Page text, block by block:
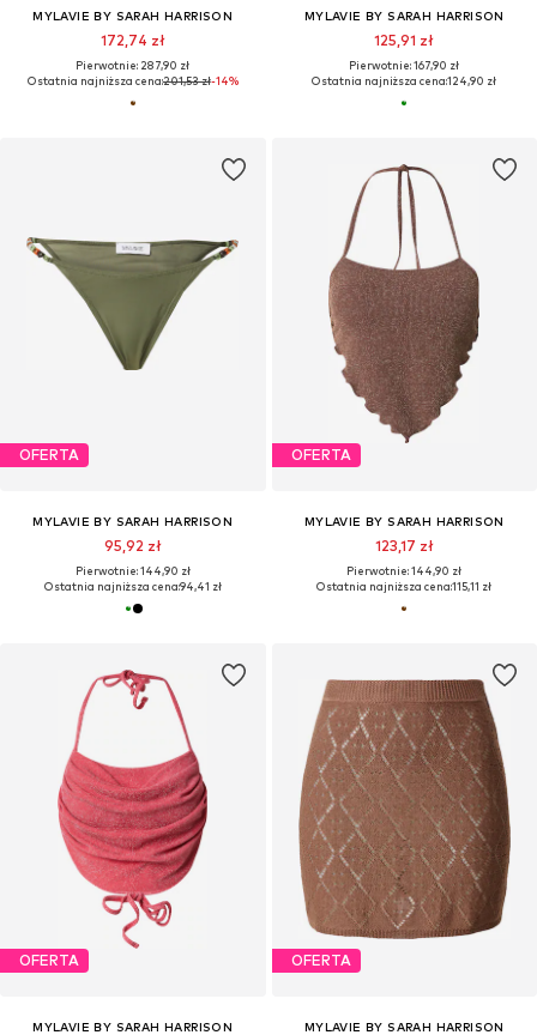
MYLAVIE BY SARAH HARRISON
172,74 zł
Pierwotnie: 287,90 zł
Ostatnia najniższa cena:201,53 zł-14%
MYLAVIE BY SARAH HARRISON
125,91 zł
Pierwotnie: 167,90 zł
Ostatnia najniższa cena:124,90 zł
OFERTA
MYLAVIE BY SARAH HARRISON
95,92 zł
Pierwotnie: 144,90 zł
Ostatnia najniższa cena:94,41 zł
OFERTA
MYLAVIE BY SARAH HARRISON
123,17 zł
Pierwotnie: 144,90 zł
Ostatnia najniższa cena:115,11 zł
OFERTA
MYLAVIE BY SARAH HARRISON
OFERTA
MYLAVIE BY SARAH HARRISON